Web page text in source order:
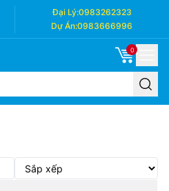
Đại Lý:0983262323
Dự Án:0983666996
0